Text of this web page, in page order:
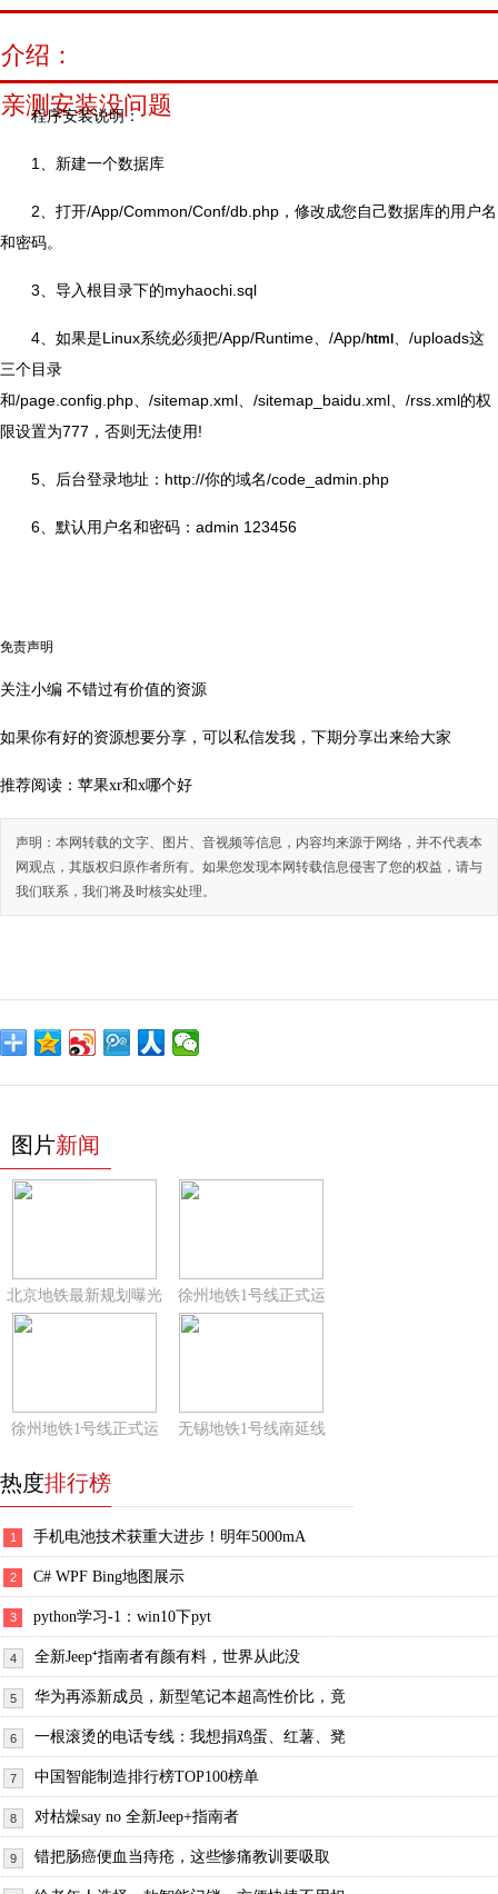
介绍：
亲测安装没问题
程序安装说明：
1、新建一个数据库
2、打开/App/Common/Conf/db.php，修改成您自己数据库的用户名
和密码。
3、导入根目录下的myhaochi.sql
4、如果是Linux系统必须把/App/Runtime、/App/html
、/uploads这
三个目录
和/page.config.php、/sitemap.xml、/sitemap_baidu.xml、/rss.xml的权
限设置为777，否则无法使用!
5、后台登录地址：http://你的域名/code_admin.php
6、默认用户名和密码：admin 123456
免责声明
关注小编 不错过有价值的资源
如果你有好的资源想要分享，可以私信发我，下期分享出来给大家
推荐阅读： 苹果xr和x哪个好
声明：本网转载的文字、图片、音视频等信息，内容均来源于网络，并不代表本
网观点，其版权归原作者所有。如果您发现本网转载信息侵害了您的权益，请与
我们联系，我们将及时核实处理。
图片新闻
北京地铁最新规划曝光 徐州地铁1号线正式运
徐州地铁1号线正式运 无锡地铁1号线南延线
热度排行榜
1 手机电池技术获重大进步！明年5000mA
2 C# WPF Bing地图展示
3 python学习-1：win10下pyt
4 全新Jeep⁺指南者有颜有料，世界从此没
5 华为再添新成员，新型笔记本超高性价比，竟
6 一根滚烫的电话专线：我想捐鸡蛋、红薯、凳
7 中国智能制造排行榜TOP100榜单
8 对枯燥say no 全新Jeep+指南者
9 错把肠癌便血当痔疮，这些惨痛教训要吸取